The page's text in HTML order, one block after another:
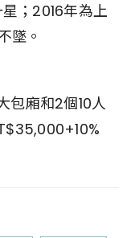
；2016年為上
墜。
包廂和2個10人